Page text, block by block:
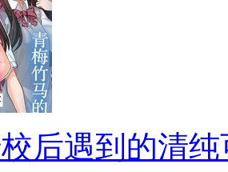
后遇到的清